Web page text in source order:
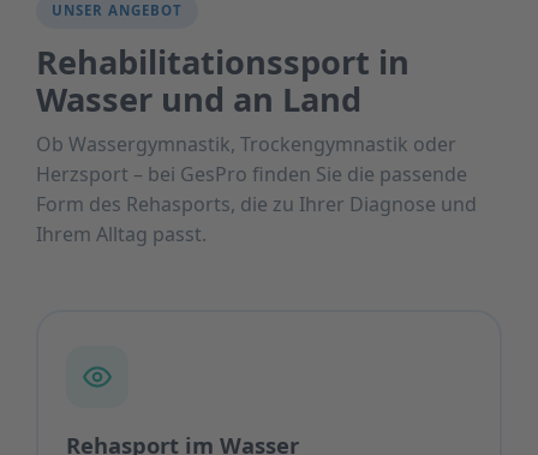
UNSER ANGEBOT
Rehabilitationssport in
Wasser und an Land
Ob Wassergymnastik, Trockengymnastik oder
Herzsport – bei GesPro finden Sie die passende
Form des Rehasports, die zu Ihrer Diagnose und
Ihrem Alltag passt.
Rehasport im Wasser